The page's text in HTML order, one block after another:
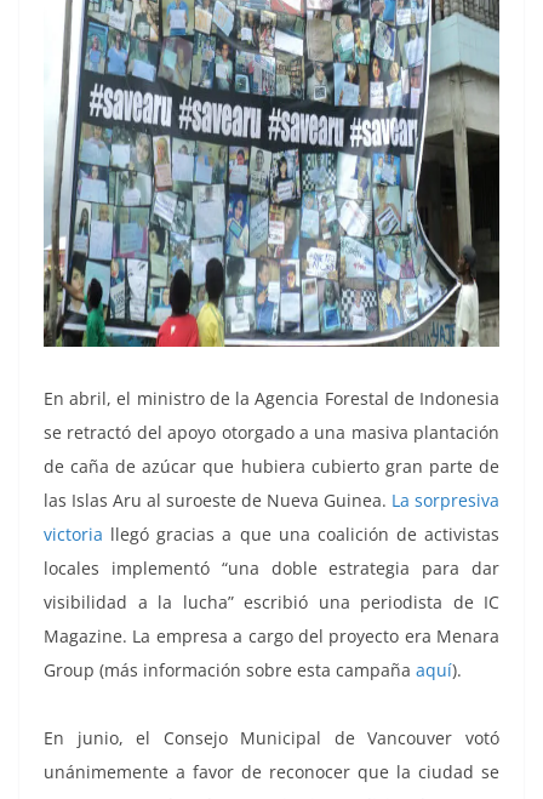
En abril, el ministro de la Agencia Forestal de Indonesia
se retractó del apoyo otorgado a una masiva plantación
de caña de azúcar que hubiera cubierto gran parte de
las Islas Aru al suroeste de Nueva Guinea. La sorpresiva
victoria llegó gracias a que una coalición de activistas
locales implementó “una doble estrategia para dar
visibilidad a la lucha” escribió una periodista de IC
Magazine. La empresa a cargo del proyecto era Menara
Group (más información sobre esta campaña aquí).
En junio, el Consejo Municipal de Vancouver votó
unánimemente a favor de reconocer que la ciudad se